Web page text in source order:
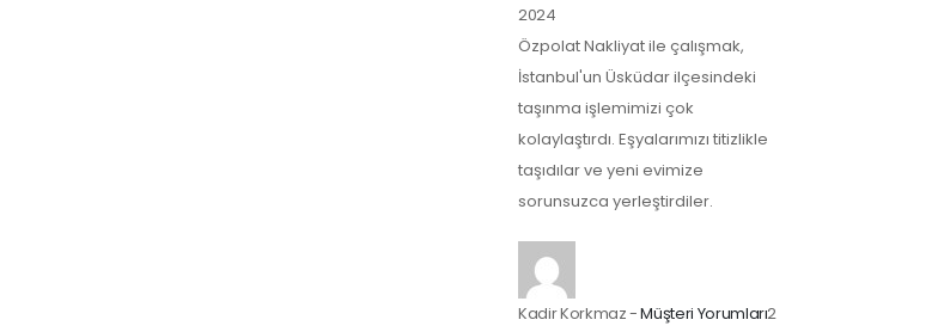
2024
Özpolat Nakliyat ile çalışmak,
İstanbul'un Üsküdar ilçesindeki
taşınma işlemimizi çok
kolaylaştırdı. Eşyalarımızı titizlikle
taşıdılar ve yeni evimize
sorunsuzca yerleştirdiler.
Kadir Korkmaz-Müşteri Yorumları2